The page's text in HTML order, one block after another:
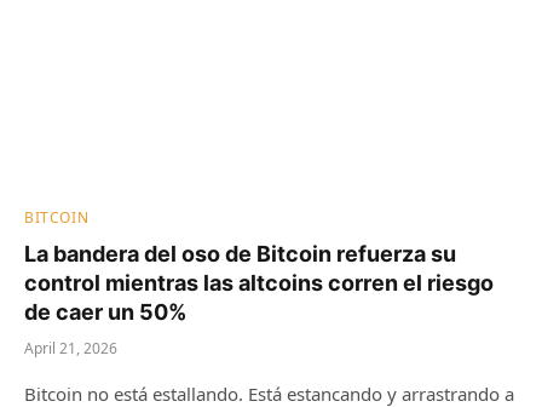
BITCOIN
La bandera del oso de Bitcoin refuerza su
control mientras las altcoins corren el riesgo
de caer un 50%
April 21, 2026
Bitcoin no está estallando. Está estancando y arrastrando a